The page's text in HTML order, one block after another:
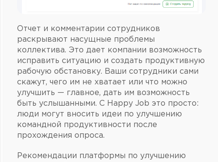
Отчет и комментарии сотрудников
раскрывают насущные проблемы
коллектива. Это дает компании возможность
исправить ситуацию и создать продуктивную
рабочую обстановку. Ваши сотрудники сами
скажут, чего им не хватает или что можно
улучшить — главное, дать им возможность
быть услышанными. С Happy Job это просто:
люди могут вносить идеи по улучшению
командной продуктивности после
прохождения опроса.
Рекомендации платформы по улучшению